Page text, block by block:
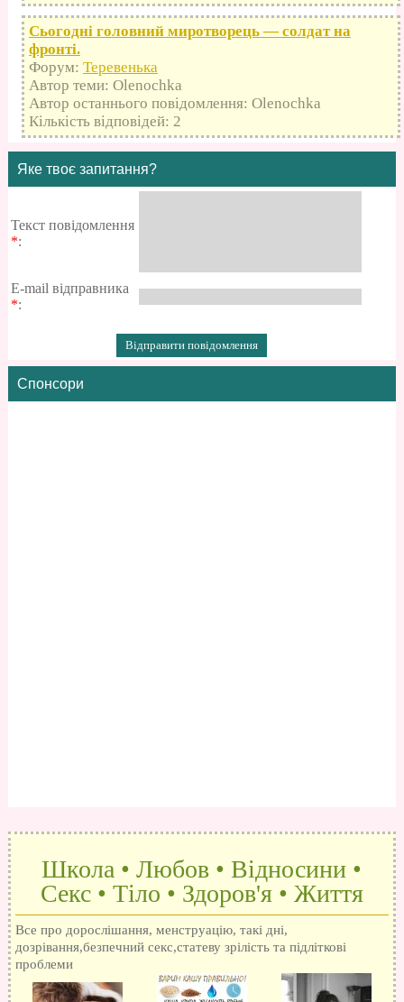
Сьогодні головний миротворець — солдат на
фронті.
Форум: Теревенька
Автор теми: Olenochka
Автор останнього повідомлення: Olenochka
Кількість відповідей: 2
Яке твоє запитання?
Текст повідомлення
*:
E-mail відправника
*:
Спонсори
Школа • Любов • Відносини •
Секс • Тіло • Здоров'я • Життя
Все про дорослішання, менструацію, такі дні,
дозрівання,безпечний секс,статеву зрілість та підліткові
проблеми